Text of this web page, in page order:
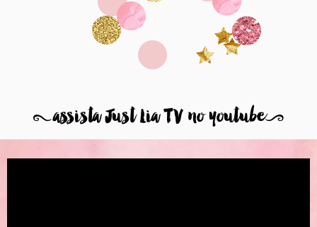
8assista Just Lia TV no youtube9